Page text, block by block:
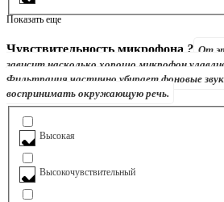
Показать еще
Чувствительность микрофона ? От
зависит насколько хорошо микрофон
Фильтрация частично убирает фоновые
воспринимать окружающую речь.
Высокая
Высокочувствительный